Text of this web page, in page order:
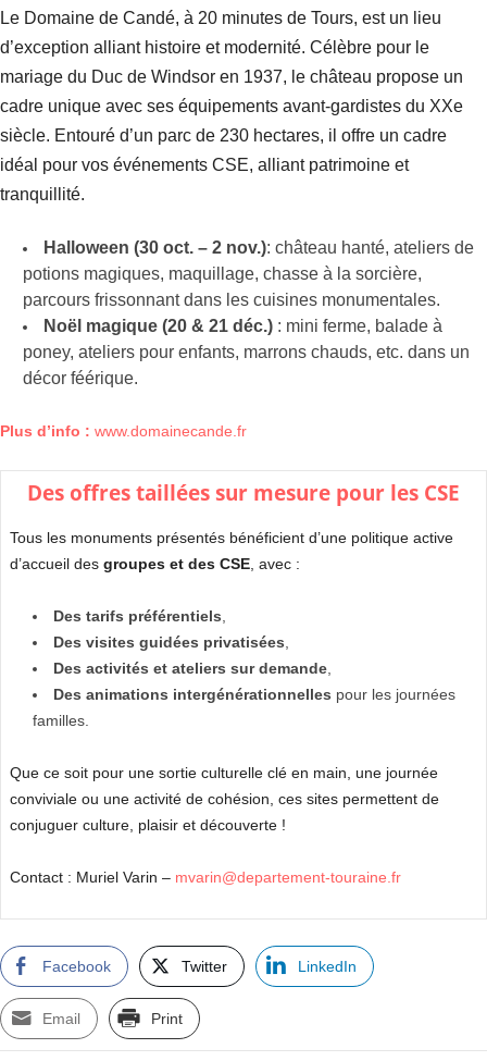
Le Domaine de Candé, à 20 minutes de Tours, est un lieu
d’exception alliant histoire et modernité. Célèbre pour le
mariage du Duc de Windsor en 1937, le château propose un
cadre unique avec ses équipements avant-gardistes du XXe
siècle. Entouré d’un parc de 230 hectares, il offre un cadre
idéal pour vos événements CSE, alliant patrimoine et
tranquillité.
Halloween (30 oct. – 2 nov.): château hanté, ateliers de
potions magiques, maquillage, chasse à la sorcière,
parcours frissonnant dans les cuisines monumentales.
Noël magique (20 & 21 déc.) : mini ferme, balade à
poney, ateliers pour enfants, marrons chauds, etc. dans un
décor féérique.
Plus d’info : www.domainecande.fr
Des offres taillées sur mesure pour les CSE
Tous les monuments présentés bénéficient d’une politique active
d’accueil des groupes et des CSE , avec :
Des tarifs préférentiels
Des visites guidées privatisées
Des activités et ateliers sur demande
Des animations intergénérationnelles pour les journées
familles.
Que ce soit pour une sortie culturelle clé en main, une journée
conviviale ou une activité de cohésion, ces sites permettent de
conjuguer culture, plaisir et découverte !
Contact : Muriel Varin – mvarin@departement-touraine.fr
Facebook Twitter LinkedIn
Email Print